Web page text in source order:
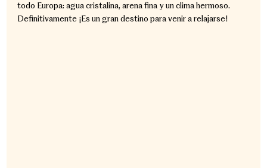
todo Europa: agua cristalina, arena fina y un clima hermoso.
Definitivamente ¡Es un gran destino para venir a relajarse!